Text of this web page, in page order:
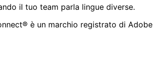
il tuo team parla lingue diverse.
è un marchio registrato di Adobe